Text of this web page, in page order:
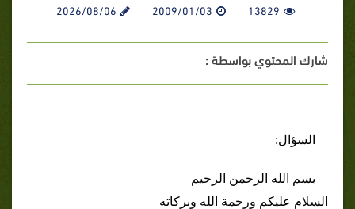
13829
2009/01/03
2026/08/06
شارك المحتوي بواسطة :
السؤال:
بسم الله الرحمن الرحيم
السلام عليكم ورحمة الله وبركاته